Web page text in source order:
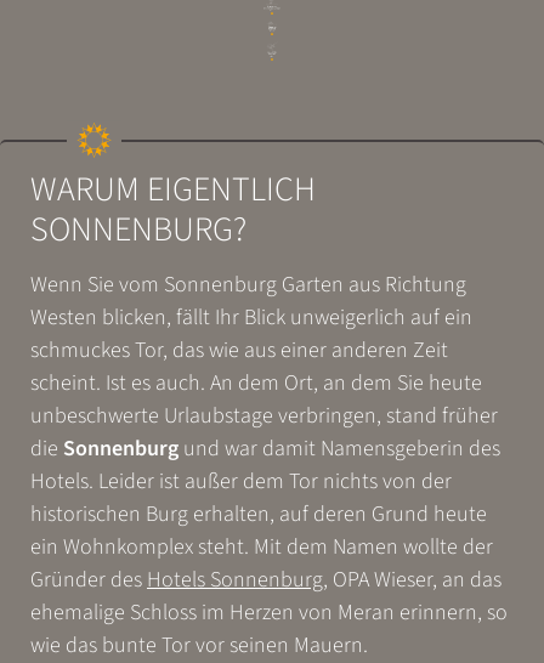
WARUM EIGENTLICH
SONNENBURG?
Wenn Sie vom Sonnenburg Garten aus Richtung
Westen blicken, fällt Ihr Blick unweigerlich auf ein
schmuckes Tor, das wie aus einer anderen Zeit
scheint. Ist es auch. An dem Ort, an dem Sie heute
unbeschwerte Urlaubstage verbringen, stand früher
die Sonnenburg und war damit Namensgeberin des
Hotels. Leider ist außer dem Tor nichts von der
historischen Burg erhalten, auf deren Grund heute
ein Wohnkomplex steht. Mit dem Namen wollte der
Gründer desHotels Sonnenburg, OPA Wieser, an das
ehemalige Schloss im Herzen von Meran erinnern, so
wie das bunte Tor vor seinen Mauern.